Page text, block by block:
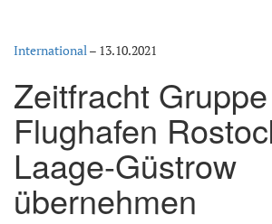
International– 13.10.2021
Zeitfracht
Flughafen
Laage-Güstrow
übernehmen